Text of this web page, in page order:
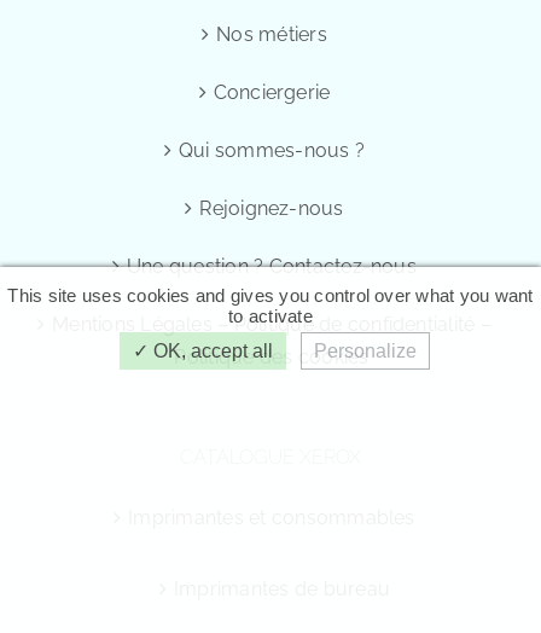
Nos métiers
Conciergerie
Qui sommes-nous ?
Rejoignez-nous
Une question ? Contactez-nous
Mentions Légales – Politique de confidentialité –
Politique des cookies
This site uses cookies and gives you control over what you want
to activate
OK, accept all
Personalize